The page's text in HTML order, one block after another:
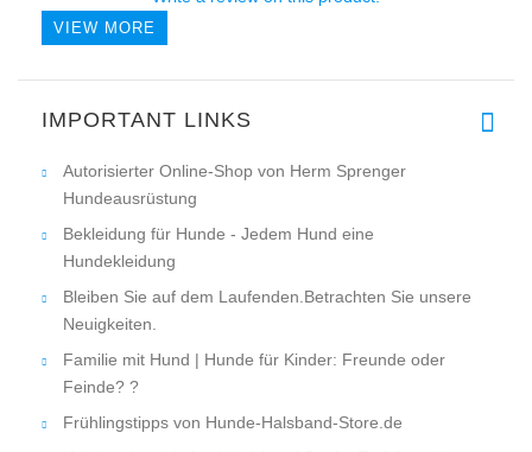
VIEW MORE
IMPORTANT LINKS
Autorisierter Online-Shop von Herm Sprenger
Hundeausrüstung
Bekleidung für Hunde - Jedem Hund eine
Hundekleidung
Bleiben Sie auf dem Laufenden.Betrachten Sie unsere
Neuigkeiten.
Familie mit Hund | Hunde für Kinder: Freunde oder
Feinde? ?
Frühlingstipps von Hunde-Halsband-Store.de